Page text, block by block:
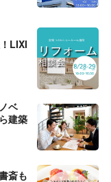
LIXI
ベ
建築
斎も